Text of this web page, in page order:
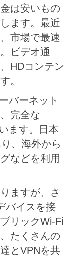
は安いもの
ます。最近
市場で最速
ビデオ通
HDコンテン
。
バーネット
完全な
ます。日本
、海外から
などを利用
ますが、さ
バイスを接
リックWi-Fi
たくさんの
とVPNを共